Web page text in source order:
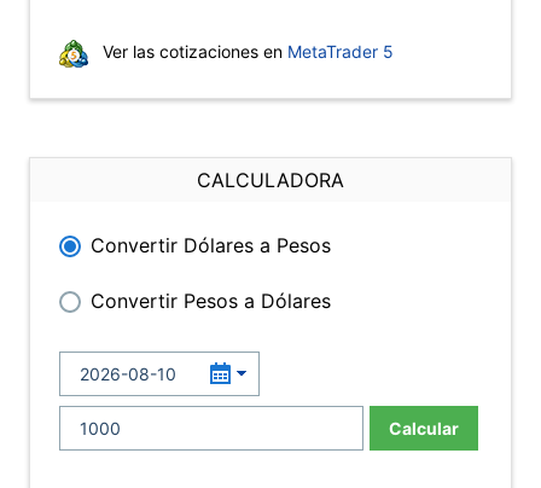
Ver las cotizaciones en MetaTrader 5
CALCULADORA
Convertir Dólares a Pesos
Convertir Pesos a Dólares
Calcular